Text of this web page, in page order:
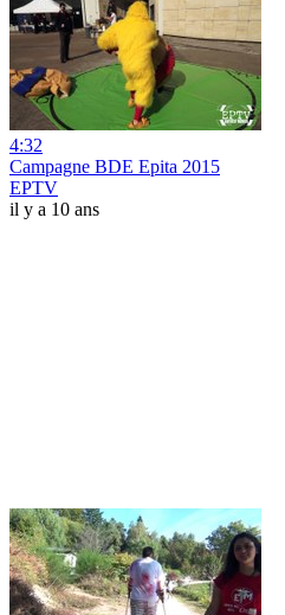
4:32
Campagne BDE Epita 2015
EPTV
il y a 10 ans